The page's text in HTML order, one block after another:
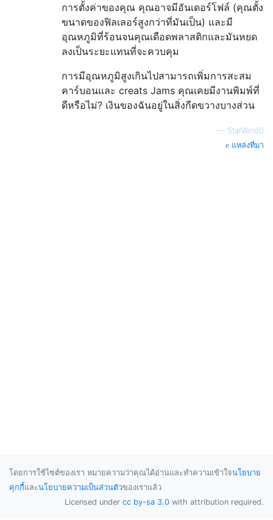
การตั้งค่าของคุณ คุณอาจมีอันเดอร์โฟล์ (คุณตั้ง
ขนาดของฟิลเลอร์สูงกว่าที่มันเป็น) และมี
อุณหภูมิที่ร้อนจนคุณเดือดพลาสติกและมันหยด
ลงเป็นระยะแทนที่จะควบคุม
การมีอุณหภูมิสูงเกินไปสามารถเพิ่มการสะสม
คาร์บอนและ creats Jams คุณเคยมีงานพิมพ์ที่
ดีหรือไม่? เงินของฉันอยู่ในสิ่งกีดขวางบางส่วน
— StarWind0
แหล่งที่มา
โดยการใช้ไซต์ของเรา หมายความว่าคุณได้อ่านและทำความเข้าใจนโยบาย
คุกกี้และนโยบายความเป็นส่วนตัวของเราแล้ว
Licensed under cc by-sa 3.0 with attribution required.